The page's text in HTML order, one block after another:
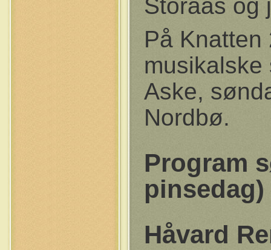
Storaas og
På
musikalske
Aske,
Nordbø.
Program
pinsedag)
Håvard